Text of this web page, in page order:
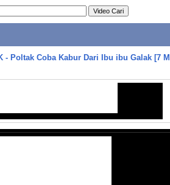
- Poltak Coba Kabur Dari Ibu ibu Galak [7